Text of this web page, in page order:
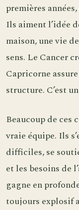
premières
Ils aiment l’idée
maison, une vie
sens. Le Cancer
Capricorne
structure. C’est
Beaucoup de ces
vraie équipe. Ils
difficiles, se
et les besoins de
gagne en
toujours explosif